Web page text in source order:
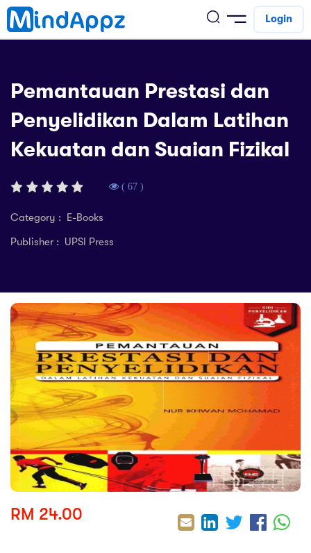
(SPM)
(PT3)
6 (UPSR)
5
4
(SJKT)
Arrival
Store
Development
Training
Arithmetic
& Spirituality
Login
Pemantauan Prestasi dan
Penyelidikan Dalam Latihan
Kekuatan dan Suaian Fizikal
( 67 )
Category : E-Books
Publisher : UPSI Press
RM 24.00